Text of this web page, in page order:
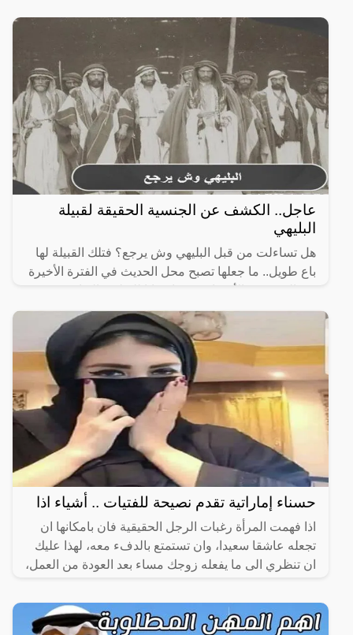
عاجل.. الكشف عن الجنسية الحقيقة لقبيلة
البليهي
هل تساءلت من قبل البليهي وش يرجع؟ فتلك القبيلة لها
باع طويل.. ما جعلها تصبح محل الحديث في الفترة الأخيرة
أهم
حسناء إماراتية تقدم نصيحة للفتيات .. أشياء اذا
اذا فهمت المرأة رغبات الرجل الحقيقية فان بامكانها ان
تجعله عاشقا سعيدا، وان تستمتع بالدفء معه، لهذا عليك
ان تنظري الى ما يفعله زوجك مساء بعد العودة من العمل،